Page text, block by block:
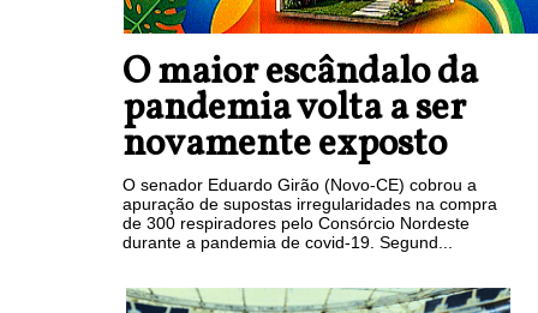
O maior escândalo da
pandemia volta a ser
novamente exposto
O senador Eduardo Girão (Novo-CE) cobrou a
apuração de supostas irregularidades na compra
de 300 respiradores pelo Consórcio Nordeste
durante a pandemia de covid-19. Segund...